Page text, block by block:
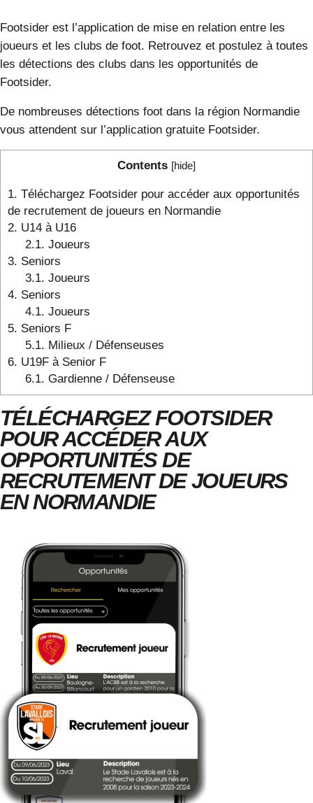
Footsider est l’application de mise en relation entre les
joueurs et les clubs de foot. Retrouvez et postulez à toutes
les détections des clubs dans les opportunités de
Footsider.
De nombreuses détections foot dans la région Normandie
vous attendent sur l’application gratuite Footsider.
Contents [hide]
1. Téléchargez Footsider pour accéder aux opportunités
de recrutement de joueurs en Normandie
2. U14 à U16
2.1. Joueurs
3. Seniors
3.1. Joueurs
4. Seniors
4.1. Joueurs
5. Seniors F
5.1. Milieux / Défenseuses
6. U19F à Senior F
6.1. Gardienne / Défenseuse
TÉLÉCHARGEZ FOOTSIDER
POUR ACCÉDER AUX
OPPORTUNITÉS DE
RECRUTEMENT DE JOUEURS
EN NORMANDIE